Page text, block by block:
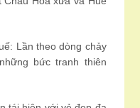
Lần theo dòng chảy
bức tranh thiên